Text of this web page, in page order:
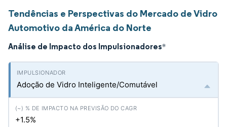
Tendências e Perspectivas do Mercado de Vidro
Automotivo da América do Norte
Análise de Impacto dos Impulsionadores*
Adoção de Vidro Inteligente/Comutável
+1.5%